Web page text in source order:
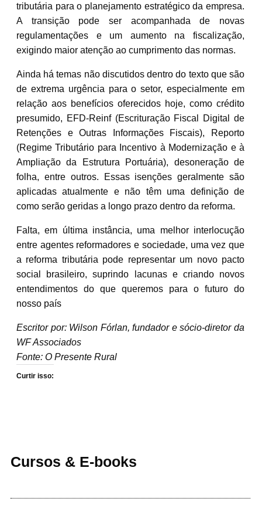
tributária para o planejamento estratégico da empresa.
A transição pode ser acompanhada de novas
regulamentações e um aumento na fiscalização,
exigindo maior atenção ao cumprimento das normas.
Ainda há temas não discutidos dentro do texto que são
de extrema urgência para o setor, especialmente em
relação aos benefícios oferecidos hoje, como crédito
presumido, EFD-Reinf (Escrituração Fiscal Digital de
Retenções e Outras Informações Fiscais), Reporto
(Regime Tributário para Incentivo à Modernização e à
Ampliação da Estrutura Portuária), desoneração de
folha, entre outros. Essas isenções geralmente são
aplicadas atualmente e não têm uma definição de
como serão geridas a longo prazo dentro da reforma.
Falta, em última instância, uma melhor interlocução
entre agentes reformadores e sociedade, uma vez que
a reforma tributária pode representar um novo pacto
social brasileiro, suprindo lacunas e criando novos
entendimentos do que queremos para o futuro do
nosso país
Escritor por: Wilson Fórlan, fundador e sócio-diretor da
WF Associados
Fonte: O Presente Rural
Curtir isso:
Cursos & E-books